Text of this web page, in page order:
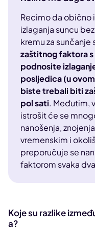
Recimo da obično
izlaganja suncu
kremu za sunčanje
zaštitnog faktora
podnosite
posljedica (u
biste trebali biti
pol sati. Međutim,
istrošit će se
nanošenja,
vremenskim i
preporučuje se
faktorom svaka
Koje su razlike
a?